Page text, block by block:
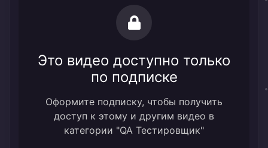
Это видео доступно только
по подписке
Оформите подписку, чтобы получить
доступ к этому и другим видео в
категории "QA Тестировщик"